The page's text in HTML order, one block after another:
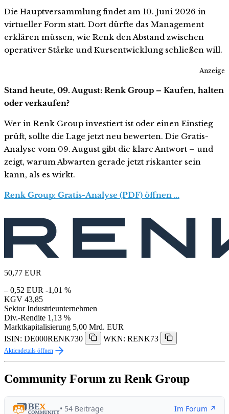
Die Hauptversammlung findet am 10. Juni 2026 in
virtueller Form statt. Dort dürfte das Management
erklären müssen, wie Renk den Abstand zwischen
operativer Stärke und Kursentwicklung schließen will.
Anzeige
Stand heute, 09. August: Renk Group – Kaufen, halten
oder verkaufen?
Wer in Renk Group investiert ist oder einen Einstieg
prüft, sollte die Lage jetzt neu bewerten. Die Gratis-
Analyse vom 09. August gibt die klare Antwort – und
zeigt, warum Abwarten gerade jetzt riskanter sein
kann, als es wirkt.
Renk Group: Gratis-Analyse (PDF) öffnen …
50,77 EUR
– 0,52 EUR -1,01 %
KGV 43,85
Sektor Industrieunternehmen
Div.-Rendite 1,13 %
Marktkapitalisierung 5,00 Mrd. EUR
ISIN: DE000RENK730
WKN: RENK73
Aktiendetails öffnen
Community Forum zu Renk Group